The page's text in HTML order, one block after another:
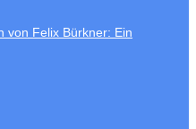
von Felix Bürkner: Ein